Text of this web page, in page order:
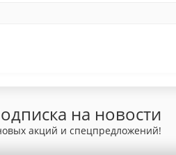
на новости
акций и спецпредложений!